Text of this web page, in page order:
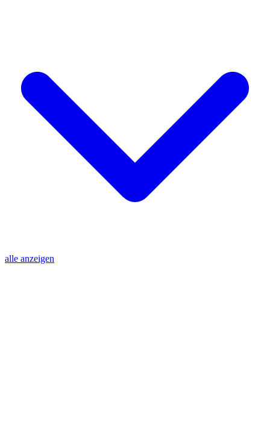
alle anzeigen